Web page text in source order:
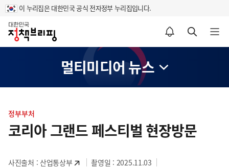
이 누리집은 대한민국 공식 전자정부 누리집입니다.
홈
알림설정 바로가기 검색 바로가기 메뉴 열기
멀티미디어 뉴스
텐
츠
영
역
정부부처
코리아 그랜드 페스티벌 현장방문
사진출처 : 산업통상부
촬영일 : 2025.11.03